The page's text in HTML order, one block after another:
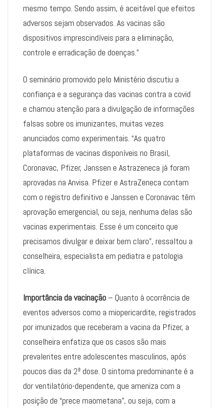
mesmo tempo. Sendo assim, é aceitável que efeitos
adversos sejam observados. As vacinas são
dispositivos imprescindíveis para a eliminação,
controle e erradicação de doenças.”
O seminário promovido pelo Ministério discutiu a
confiança e a segurança das vacinas contra a covid
e chamou atenção para a divulgação de informações
falsas sobre os imunizantes, muitas vezes
anunciados como experimentais. “As quatro
plataformas de vacinas disponíveis no Brasil,
Coronavac, Pfizer, Janssen e Astrazeneca já foram
aprovadas na Anvisa. Pfizer e AstraZeneca contam
com o registro definitivo e Janssen e Coronavac têm
aprovação emergencial, ou seja, nenhuma delas são
vacinas experimentais. Esse é um conceito que
precisamos divulgar e deixar bem claro”, ressaltou a
conselheira, especialista em pediatra e patologia
clínica.
Importância da vacinação – Quanto à ocorrência de
eventos adversos como a miopericardite, registrados
por imunizados que receberam a vacina da Pfizer, a
conselheira enfatiza que os casos são mais
prevalentes entre adolescentes masculinos, após
poucos dias da 2ª dose. O sintoma predominante é a
dor ventilatório-dependente, que ameniza com a
posição de “prece maometana”, ou seja, com a